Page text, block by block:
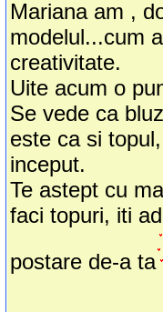
Mariana am ,
modelul...cum
creativitate.
Uite acum o
Se vede ca
este ca si
inceput.
Te astept cu
faci topuri, iti
postare de-a ta